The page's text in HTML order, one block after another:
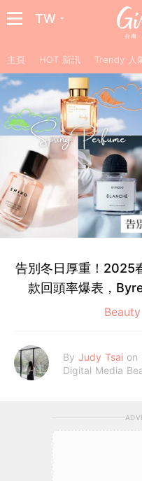
TW
主頁 HOT 新訊 Trendy 人
告別冬日厚重！2025
款回頭率爆表，
By Judy Tsai on
Digital Media